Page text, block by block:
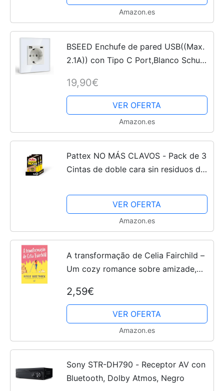
Amazon.es
BSEED Enchufe de pared USB((Max.
2.1A)) con Tipo C Port,Blanco Schuko
con 2 x cargadores USB y Typ C
adecuado para...
19,90€
VER OFERTA
Amazon.es
Pattex NO MÁS CLAVOS - Pack de 3
Cintas de doble cara sin residuos de
Multisuperficie para Pegar sin hacer
Agujeros. Color Blanco
VER OFERTA
Amazon.es
A transformação de Celia Fairchild –
Um cozy romance sobre amizade,
de Sarah Morgan (Portuguese
Edition)
2,59€
VER OFERTA
Amazon.es
Sony STR-DH790 - Receptor AV con
Bluetooth, Dolby Atmos, Negro